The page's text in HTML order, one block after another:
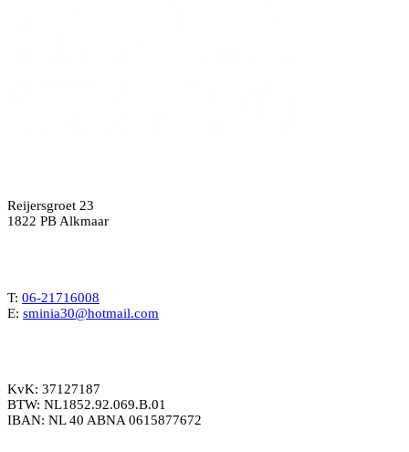
Reijersgroet 23
1822 PB Alkmaar
T: 06-21716008
E: sminia30@hotmail.com
KvK: 37127187
BTW: NL1852.92.069.B.01
IBAN: NL 40 ABNA 0615877672